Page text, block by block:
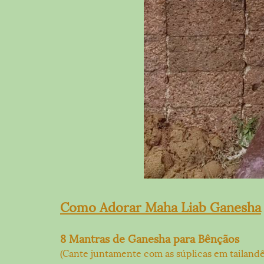
Como Adorar Maha Liab Ganesha
8 Mantras de Ganesha para Bênçãos
(Cante juntamente com as súplicas em